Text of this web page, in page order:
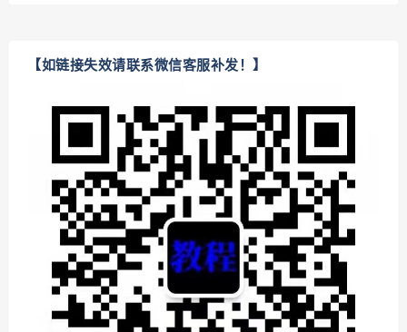
【如链接失效请联系微信客服补发！】